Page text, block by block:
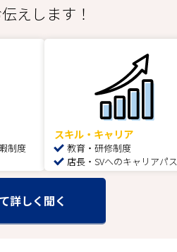
えします！
制度
スキル・キャリア
教育・研修制度
店長・SVへのキャリアパス
詳しく聞く